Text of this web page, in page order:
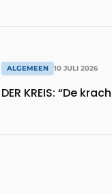
ALGEMEEN 10 JULI 2026
DER KREIS: “De